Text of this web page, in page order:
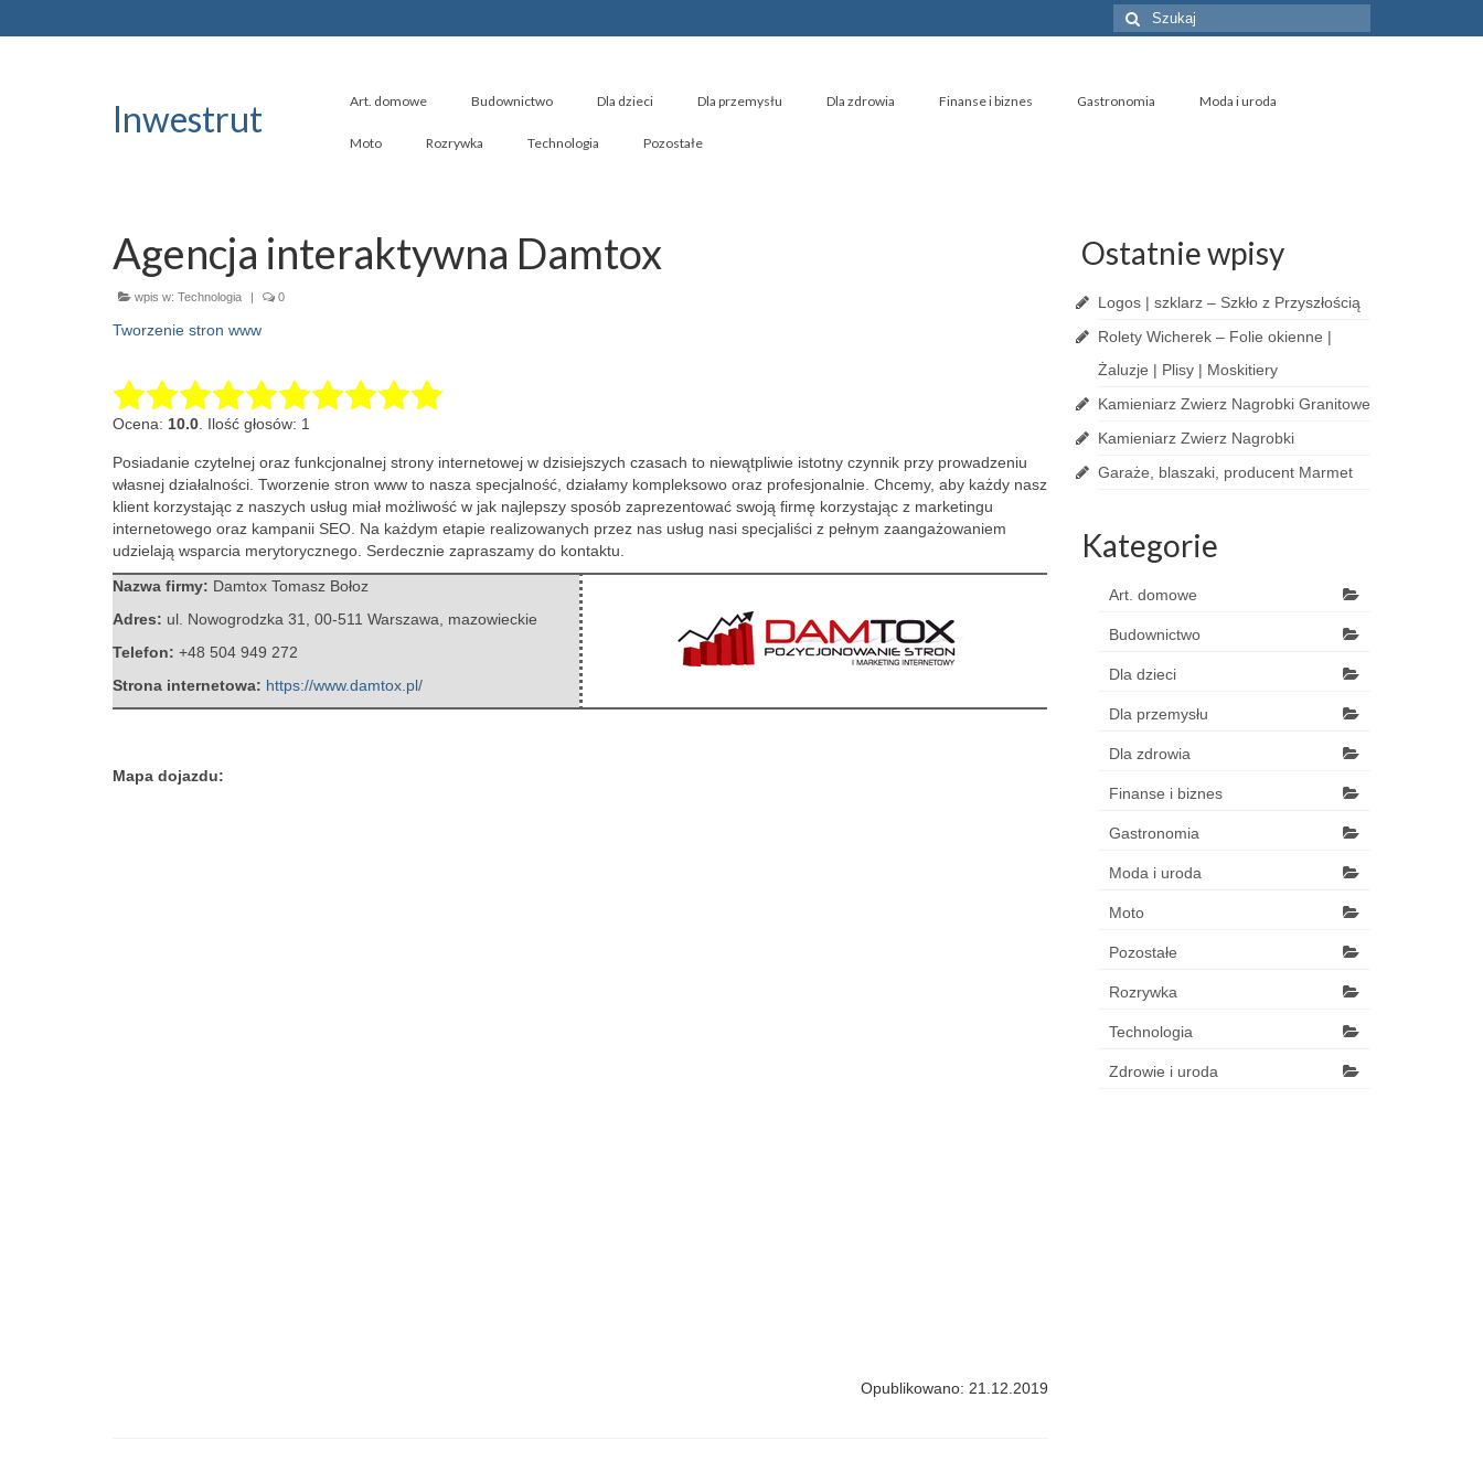
Szuklaj
w:
Inwestrut Art. domowe Budownictwo Dla dzieci Dla przemysłu Dla zdrowia Finanse i biznes Gastronomia Moda i uroda
Moto Rozrywka Technologia Pozostałe
Agencja interaktywna Damtox
wpis w: Technologia | 0
Tworzenie stron www
Ocena: 10.0 . Ilość głosów: 1
Posiadanie czytelnej oraz funkcjonalnej strony internetowej w dzisiejszych czasach to niewątpliwie istotny czynnik przy prowadzeniu
własnej działalności. ​Tworzenie stron www to nasza specjalność, działamy kompleksowo oraz profesjonalnie. Chcemy, aby każdy nasz
klient korzystając z naszych usług miał możliwość w jak najlepszy sposób zaprezentować swoją firmę korzystając z marketingu
internetowego oraz kampanii SEO. Na każdym etapie realizowanych przez nas usług nasi specjaliści z pełnym zaangażowaniem
udzielają wsparcia merytorycznego. Serdecznie zapraszamy do kontaktu.
Nazwa firmy: Damtox Tomasz Bołoz
Adres: ul. Nowogrodzka 31 00-511 Warszawa
mazowieckie
Telefon: +48 504 949 272
Strona internetowa: https://www.damtox.pl/
Mapa dojazdu:
Opublikowano: 21.12.2019
Ostatnie wpisy
Logos | szklarz – Szkło z Przyszłością
Rolety Wicherek – Folie okienne |
Żaluzje | Plisy | Moskitiery
Kamieniarz Zwierz Nagrobki Granitowe
Kamieniarz Zwierz Nagrobki
Garaże, blaszaki, producent Marmet
Kategorie
Art. domowe
Budownictwo
Dla dzieci
Dla przemysłu
Dla zdrowia
Finanse i biznes
Gastronomia
Moda i uroda
Moto
Pozostałe
Rozrywka
Technologia
Zdrowie i uroda